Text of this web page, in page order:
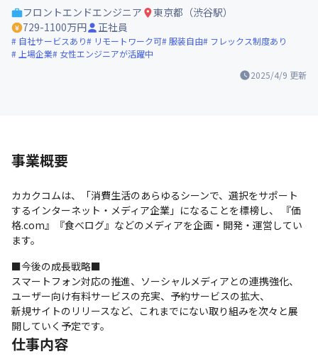
2025/4/9 更新
フロントエンドエンジニア
東京都（渋谷駅）
729-1100万円
正社員
自社サービスあり リモートワーク可 服装自由
フレックス制度あり
上場企業
女性エンジニアが活躍中
事業概要
カカクコムは、「消費生活のあらゆるシーンで、選択をサポート
するインターネット・メディア企業」になることを標榜し、 『価
格.com』『食べログ』などのメディアを企画・開発・運営してい
ます。
■今後の成長戦略■
スマートフォン対応の推進、ソーシャルメディアとの連携強化、
ユーザー向け有料サービスの充実、予約サービスの拡大、
新規サイトのリリースなど、これまでにない取り組みを次々と展
開していく予定です。
仕事内容